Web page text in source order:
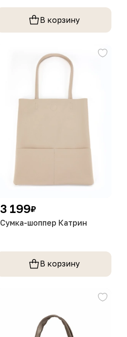
В корзину
3 199₽
Сумка-шоппер Катрин
В корзину